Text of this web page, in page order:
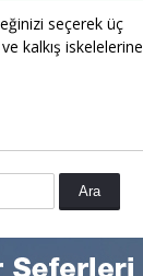
seçerek üç
kalkış iskelelerine